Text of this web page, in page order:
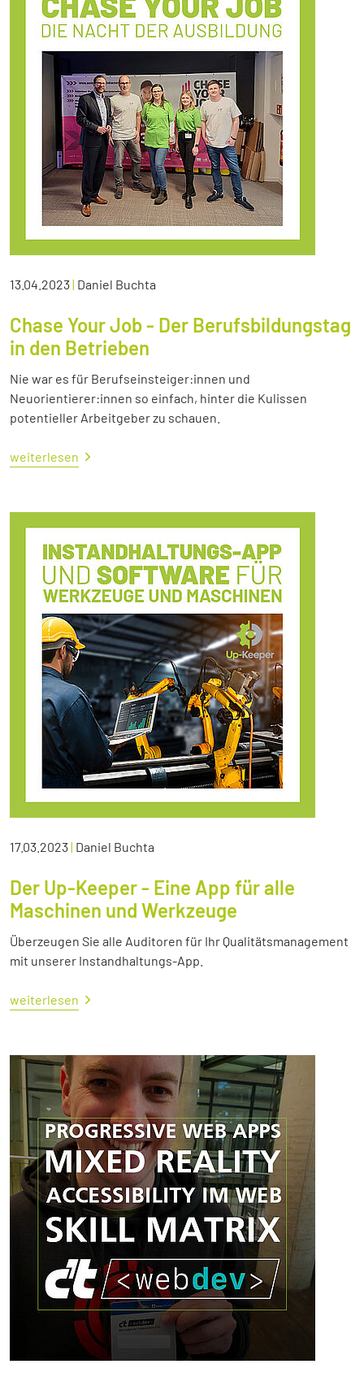
13.04.2023| Daniel Buchta
Chase Your Job - Der Berufsbildungstag
in den Betrieben
Nie war es für Berufseinsteiger:innen und
Neuorientierer:innen so einfach, hinter die Kulissen
potentieller Arbeitgeber zu schauen.
weiterlesen
17.03.2023| Daniel Buchta
Der Up-Keeper - Eine App für alle
Maschinen und Werkzeuge
Überzeugen Sie alle Auditoren für Ihr Qualitätsmanagement
mit unserer Instandhaltungs-App.
weiterlesen